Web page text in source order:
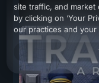
site traffic, and
by clicking on ‘Your
our practices and